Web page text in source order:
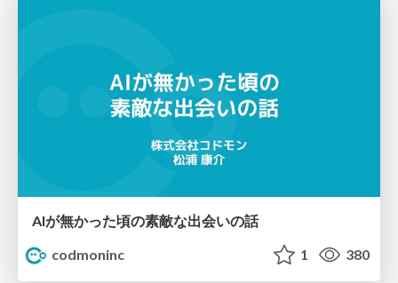
AIが無かった頃の素敵な出会いの話
codmoninc
1 380